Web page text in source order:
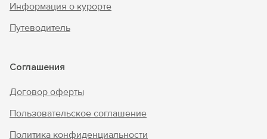
Информация о курорте
Путеводитель
Соглашения
Договор оферты
Пользовательское соглашение
Политика конфиденциальности